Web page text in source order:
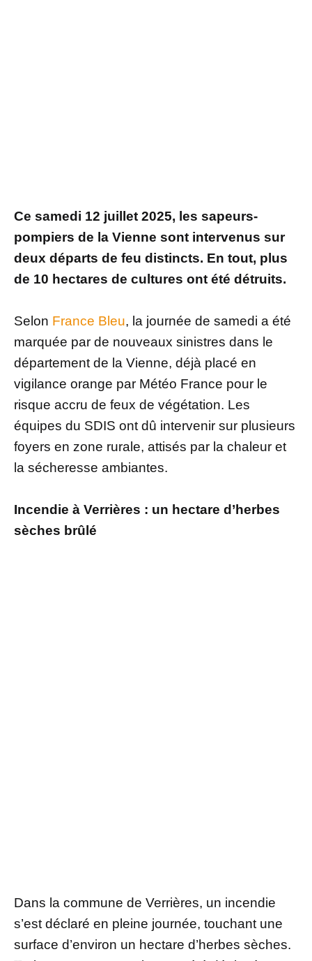
Ce samedi 12 juillet 2025, les sapeurs-
pompiers de la Vienne sont intervenus sur
deux départs de feu distincts. En tout, plus
de 10 hectares de cultures ont été détruits.
Selon France Bleu, la journée de samedi a été
marquée par de nouveaux sinistres dans le
département de la Vienne, déjà placé en
vigilance orange par Météo France pour le
risque accru de feux de végétation. Les
équipes du SDIS ont dû intervenir sur plusieurs
foyers en zone rurale, attisés par la chaleur et
la sécheresse ambiantes.
Incendie à Verrières : un hectare d’herbes
sèches brûlé
Dans la commune de Verrières, un incendie
s’est déclaré en pleine journée, touchant une
surface d’environ un hectare d’herbes sèches.